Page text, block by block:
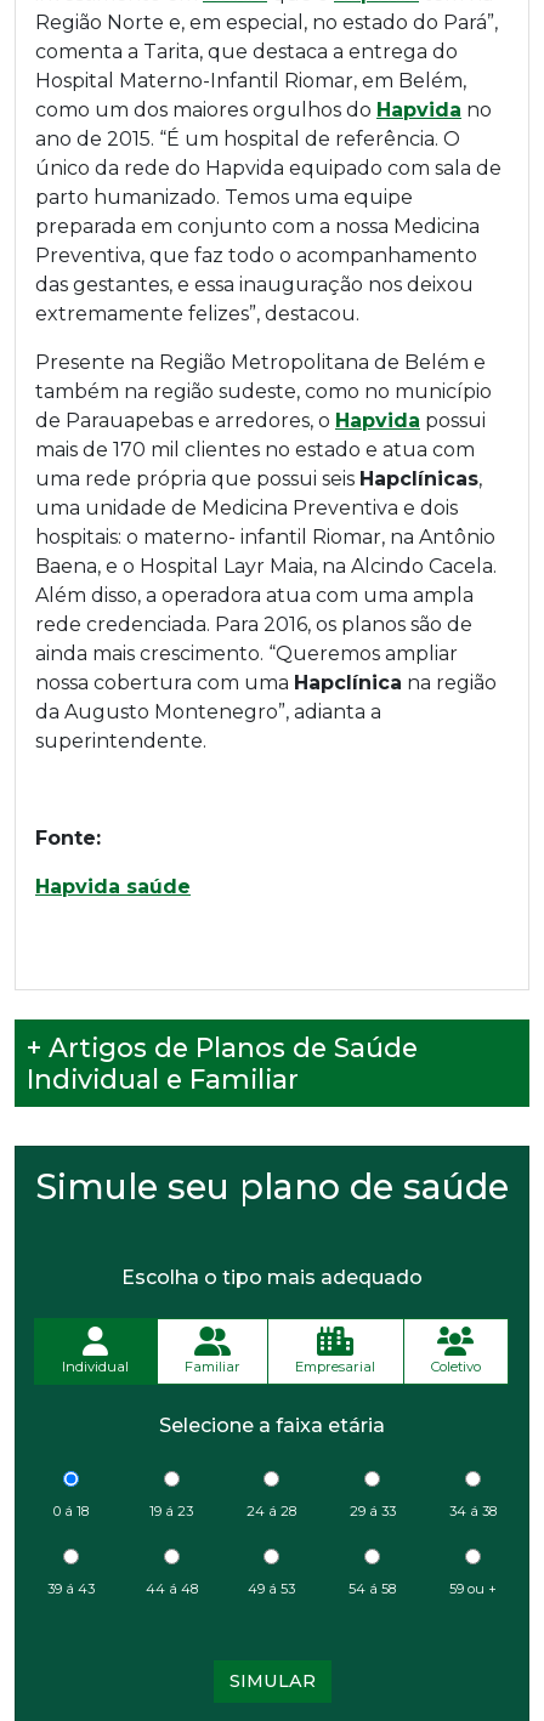
Região Norte e, em especial, no estado do Pará”,
comenta a Tarita, que destaca a entrega do
Hospital Materno-Infantil Riomar, em Belém,
como um dos maiores orgulhos do Hapvida no
ano de 2015. “É um hospital de referência. O
único da rede do Hapvida equipado com sala de
parto humanizado. Temos uma equipe
preparada em conjunto com a nossa Medicina
Preventiva, que faz todo o acompanhamento
das gestantes, e essa inauguração nos deixou
extremamente felizes”, destacou.
Presente na Região Metropolitana de Belém e
também na região sudeste, como no município
de Parauapebas e arredores, o Hapvida possui
mais de 170 mil clientes no estado e atua com
uma rede própria que possui seis Hapclínicas,
uma unidade de Medicina Preventiva e dois
hospitais: o materno- infantil Riomar, na Antônio
Baena, e o Hospital Layr Maia, na Alcindo Cacela.
Além disso, a operadora atua com uma ampla
rede credenciada. Para 2016, os planos são de
ainda mais crescimento. “Queremos ampliar
nossa cobertura com uma Hapclínica na região
da Augusto Montenegro”, adianta a
superintendente.
Fonte:
Hapvida saúde
+ Artigos de Planos de Saúde
Individual e Familiar
Simule seu plano de saúde
Escolha o tipo mais adequado
Individual Familiar Empresarial Coletivo
Selecione a faixa etária
0 á 18 19 á 23 24 á 28 29 á 33 34 á 38
39 á 43 44 á 48 49 á 53 54 á 58 59 ou +
SIMULAR